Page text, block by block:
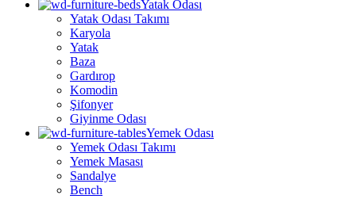
Yatak Odası
Yatak Odası Takımı
Karyola
Yatak
Baza
Gardırop
Komodin
Şifonyer
Giyinme Odası
Yemek Odası
Yemek Odası Takımı
Yemek Masası
Sandalye
Bench